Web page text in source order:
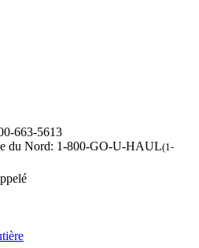
663-5613
du Nord: 1-800-GO-U-HAUL(1-